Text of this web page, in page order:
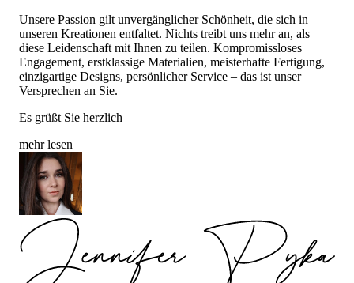
Unsere Passion gilt unvergänglicher Schönheit, die sich in
unseren Kreationen entfaltet. Nichts treibt uns mehr an, als
diese Leidenschaft mit Ihnen zu teilen. Kompromissloses
Engagement, erstklassige Materialien, meisterhafte Fertigung,
einzigartige Designs, persönlicher Service – das ist unser
Versprechen an Sie.
Es grüßt Sie herzlich
mehr lesen